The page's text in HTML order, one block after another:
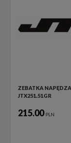
ZEBATKA
JTX251.51GR
215.00 PLN